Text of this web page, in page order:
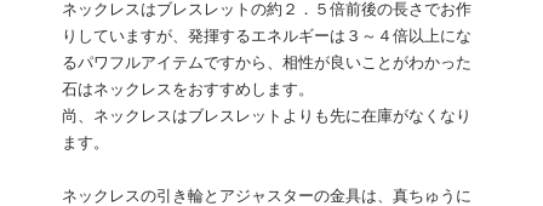
ネックレスはブレスレットの約２．５倍前後の長さでお作
りしていますが、発揮するエネルギーは３～４倍以上にな
るパワフルアイテムですから、相性が良いことがわかった
石はネックレスをおすすめします。
尚、ネックレスはブレスレットよりも先に在庫がなくなり
ます。
ネックレスの引き輪とアジャスターの金具は、真ちゅうに